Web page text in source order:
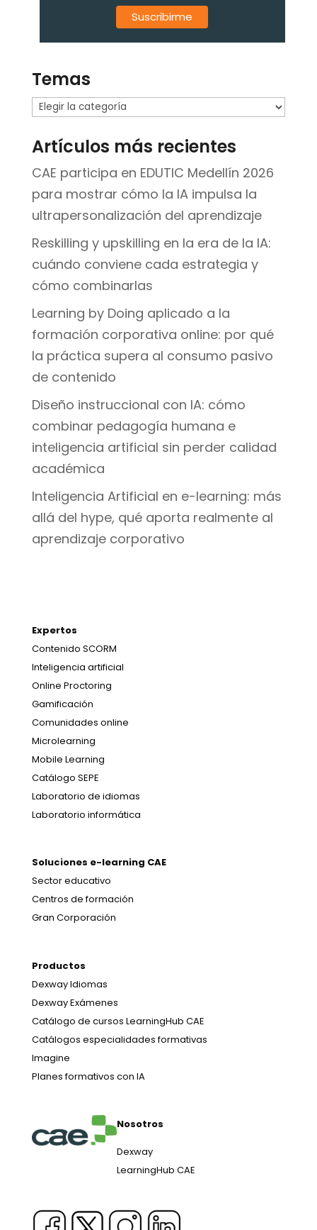
Temas
Temas
Artículos más recientes
CAE participa en EDUTIC Medellín 2026
para mostrar cómo la IA impulsa la
ultrapersonalización del aprendizaje
Reskilling y upskilling en la era de la IA:
cuándo conviene cada estrategia y
cómo combinarlas
Learning by Doing aplicado a la
formación corporativa online: por qué
la práctica supera al consumo pasivo
de contenido
Diseño instruccional con IA: cómo
combinar pedagogía humana e
inteligencia artificial sin perder calidad
académica
Inteligencia Artificial en e-learning: más
allá del hype, qué aporta realmente al
aprendizaje corporativo
Expertos
Contenido SCORM
Inteligencia artificial
Online Proctoring
Gamificación
Comunidades online
Microlearning
Mobile Learning
Catálogo SEPE
Laboratorio de idiomas
Laboratorio informática
Soluciones e-learning CAE
Sector educativo
Centros de formación
Gran Corporación
Productos
Dexway Idiomas
Dexway Exámenes
Catálogo de cursos LearningHub CAE
Catálogos especialidades formativas
Imagine
Planes formativos con IA
Nosotros
Dexway
LearningHub CAE